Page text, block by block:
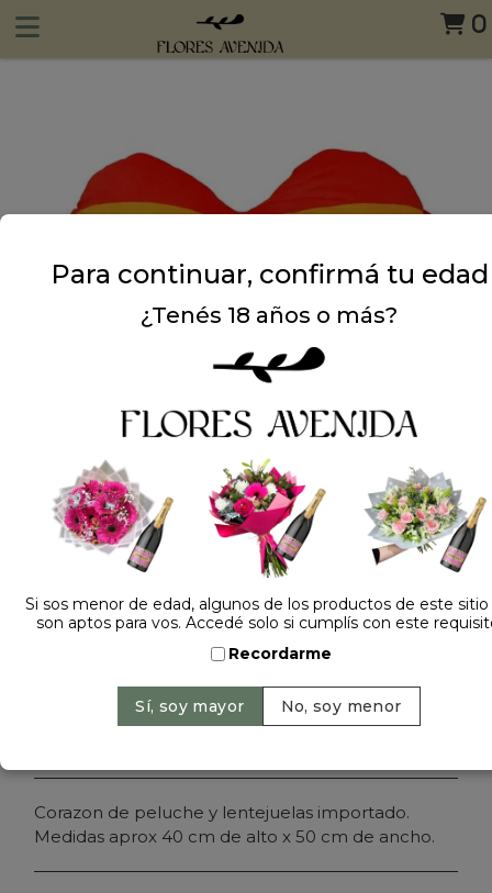
0
Dejá tu opinión
CORAZON PELUCHE PRIDE 2634
Cantidad:
Agregar al carrito
Corazon de peluche y lentejuelas importado.
Medidas aprox 40 cm de alto x 50 cm de ancho.
Para continuar, confirmá tu edad
¿Tenés 18 años o más?
Si sos menor de edad, algunos de los productos de este
son aptos para vos. Accedé solo si cumplís con este
Recordarme